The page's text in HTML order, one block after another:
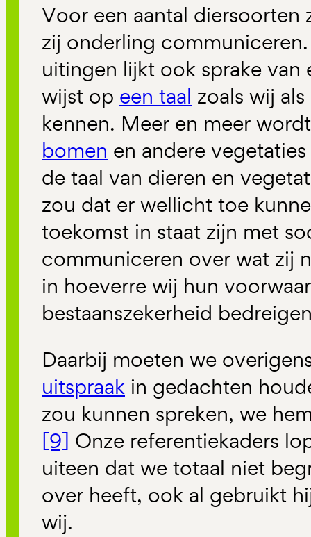
Voor een aantal diersoorten
zij onderling
uitingen lijkt ook sprake van
wijst op een taal zoals wij
kennen. Meer en meer
bomen en andere
de taal van dieren en
zou dat er wellicht toe
toekomst in staat zijn met
communiceren over wat zij
in hoeverre wij hun
bestaanszekerheid
Daarbij moeten we
uitspraak in gedachten
zou kunnen spreken, we
[9] Onze referentiekaders
uiteen dat we totaal niet
over heeft, ook al gebruikt
wij.